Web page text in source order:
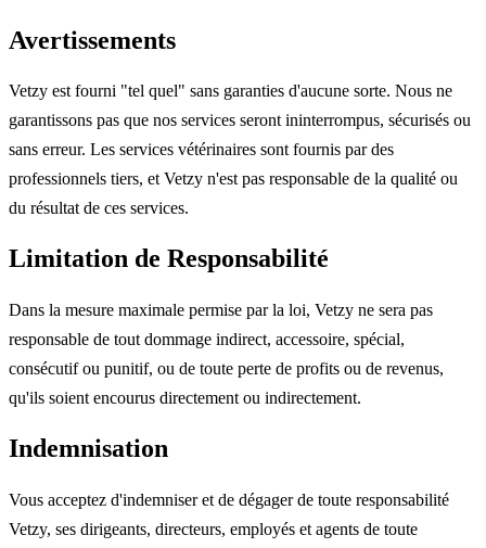
Avertissements
Vetzy est fourni "tel quel" sans garanties d'aucune sorte. Nous ne
garantissons pas que nos services seront ininterrompus, sécurisés ou
sans erreur. Les services vétérinaires sont fournis par des
professionnels tiers, et Vetzy n'est pas responsable de la qualité ou
du résultat de ces services.
Limitation de Responsabilité
Dans la mesure maximale permise par la loi, Vetzy ne sera pas
responsable de tout dommage indirect, accessoire, spécial,
consécutif ou punitif, ou de toute perte de profits ou de revenus,
qu'ils soient encourus directement ou indirectement.
Indemnisation
Vous acceptez d'indemniser et de dégager de toute responsabilité
Vetzy, ses dirigeants, directeurs, employés et agents de toute